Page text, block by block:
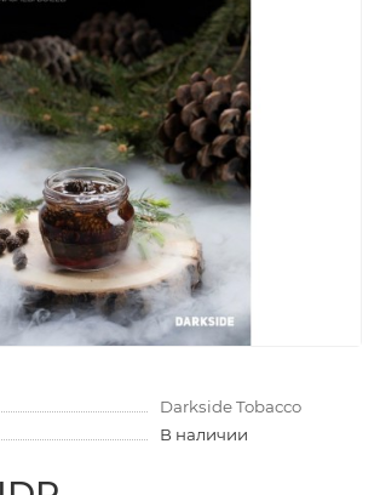
Darkside Tobacco
В наличии